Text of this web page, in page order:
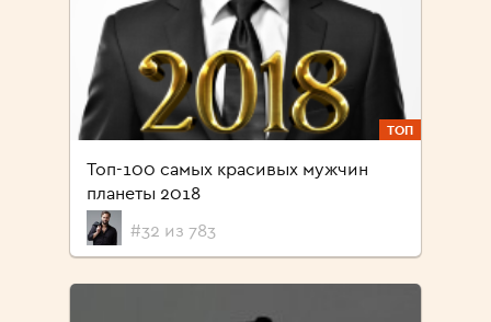
ТОП
Топ-100 самых красивых мужчин
планеты 2018
#32 из 783